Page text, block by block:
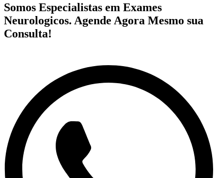
Somos Especialistas em Exames
Neurologicos. Agende Agora Mesmo sua
Consulta!